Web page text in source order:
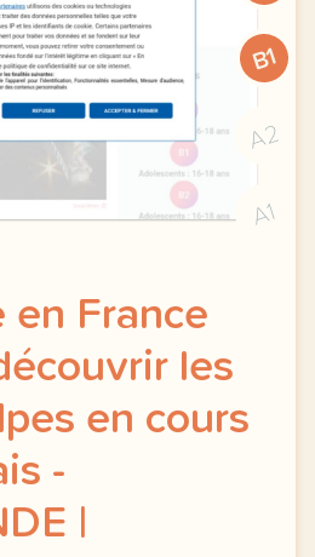
B1
A2
A1
en France
les
en cours
-
|